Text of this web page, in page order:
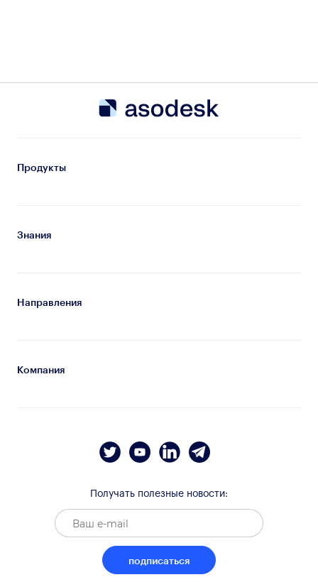
Продукты
Знания
Направления
Компания
Получать полезные новости:
подписаться